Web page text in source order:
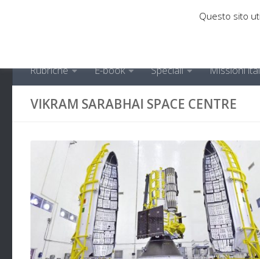
Rubriche E-book Speciali Missioni
VIKRAM SARABHAI SPACE CENTRE
Questo sito